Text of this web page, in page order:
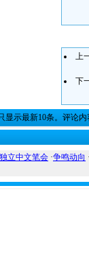
上
下
只显示最新10条。评论
独立中文笔会 ·争鸣动向 ·